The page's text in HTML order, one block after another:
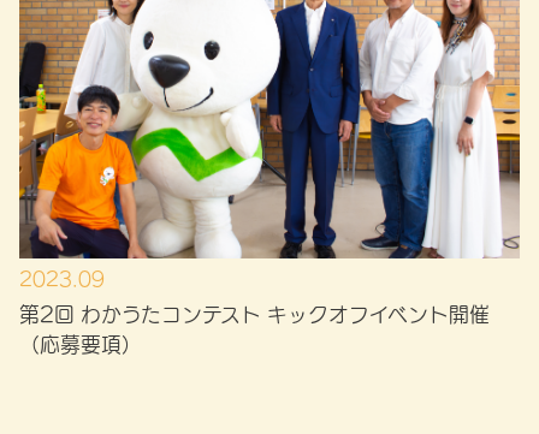
2023.09
第2回 わかうたコンテスト キックオフイベント開催
（応募要項）